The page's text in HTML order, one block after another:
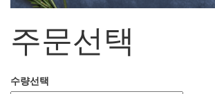
주문선택
수량선택